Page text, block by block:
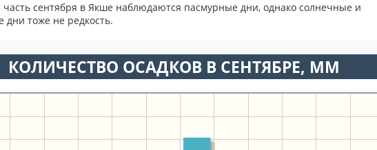
сентября в Якше наблюдаются пасмурные дни, однако солнечные и
дни тоже не редкость.
КОЛИЧЕСТВО ОСАДКОВ В СЕНТЯБРЕ, ММ